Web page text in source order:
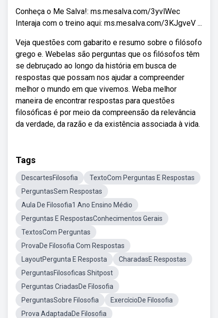
Conheça o Me Salva!: ms.mesalva.com/3yvlWec
Interaja com o treino aqui: ms.mesalva.com/3KJgveV ...
Veja questões com gabarito e resumo sobre o filósofo
grego e. Webelas são perguntas que os filósofos têm
se debruçado ao longo da história em busca de
respostas que possam nos ajudar a compreender
melhor o mundo em que vivemos. Weba melhor
maneira de encontrar respostas para questões
filosóficas é por meio da compreensão da relevância
da verdade, da razão e da existência associada à vida.
Tags
DescartesFilosofia
TextoCom Perguntas E Respostas
PerguntasSem Respostas
Aula De Filosofia1 Ano Ensino Médio
Perguntas E RespostasConhecimentos Gerais
TextosCom Perguntas
ProvaDe Filosofia Com Respostas
LayoutPergunta E Resposta
CharadasE Respostas
PerguntasFilosoficas Shitpost
Perguntas CriadasDe Filosofia
PerguntasSobre Filosofia
ExercícioDe Filosofia
Prova AdaptadaDe Filosofia